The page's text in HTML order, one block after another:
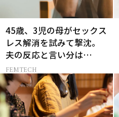
45歳、3児の母がセックス
レス解消を試みて撃沈。
夫の反応と言い分は…
FEMTECH